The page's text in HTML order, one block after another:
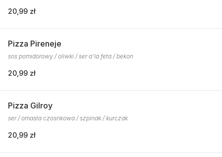
20,99 zł
Pizza Pireneje
sos pomidorowy / oliwki / ser a'la feta / bekon
20,99 zł
Pizza Gilroy
ser / omasta czosnkowa / szpinak / kurczak
20,99 zł